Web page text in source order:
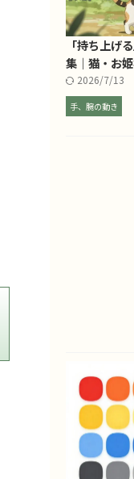
「持ち上げ
集｜猫・お
2026/7/13
手、腕の動き